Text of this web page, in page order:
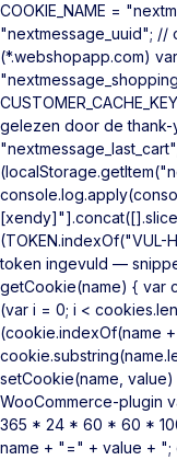
COOKIE_NAME =
"nextmessage_uuid";
(*.webshopapp.com) var
gelezen door de thank-
token ingevuld —
getCookie(name) { var
(var i = 0; i <
(cookie.indexOf(name
setCookie(name,
WooCommerce-plugin
365 * 24 * 60 * 60 *
name + "=" + value +